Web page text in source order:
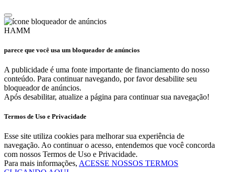
HAMM
parece que você usa um bloqueador de anúncios
A publicidade é uma fonte importante de financiamento do nosso
conteúdo. Para continuar navegando, por favor desabilite seu
bloqueador de anúncios.
Após desabilitar, atualize a página para continuar sua navegação!
Termos de Uso e Privacidade
Esse site utiliza cookies para melhorar sua experiência de
navegação. Ao continuar o acesso, entendemos que você concorda
com nossos Termos de Uso e Privacidade.
Para mais informações, ACESSE NOSSOS TERMOS